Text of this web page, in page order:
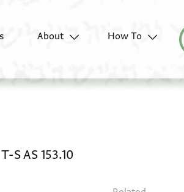
About
How To
T-S AS 153.10